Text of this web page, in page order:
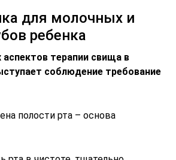
для молочных и
ребенка
терапии свища в
соблюдение требование
полости рта – основа